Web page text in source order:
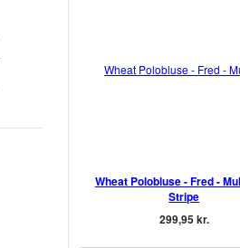
Wheat Polobluse - Fred -
Stripe
299,95 kr.